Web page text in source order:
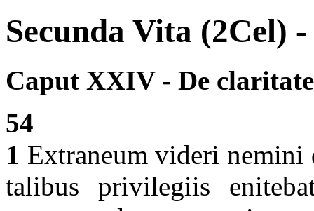
Secunda Vita (2Cel) -
Caput XXIV - De
54
1 Extraneum videri nemini
talibus privilegiis